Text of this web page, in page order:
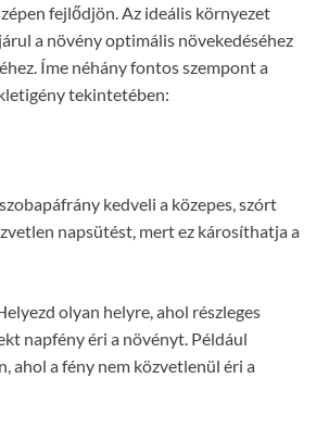
fejlődjön. Az ideális környezet
a növény optimális növekedéséhez
Íme néhány fontos szempont a
tekintetében:
kedveli a közepes, szórt
napsütést, mert ez károsíthatja a
olyan helyre, ahol részleges
napfény éri a növényt. Például
ahol a fény nem közvetlenül éri a